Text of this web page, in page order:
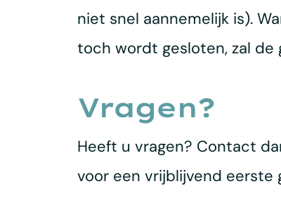
niet snel aannemelijk is).
toch wordt gesloten, zal de
Vragen?
Heeft u vragen? Contact
voor een vrijblijvend eerste